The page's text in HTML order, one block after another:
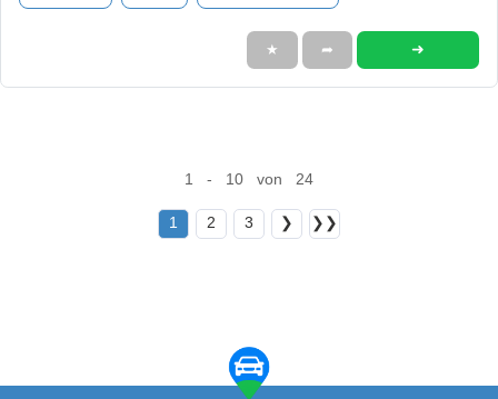
★ ➦ ➜
1 - 10 von 24
1 2 3 ❯ ❯❯